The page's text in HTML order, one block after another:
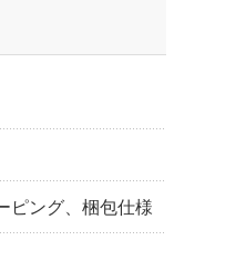
ピング、梱包仕様